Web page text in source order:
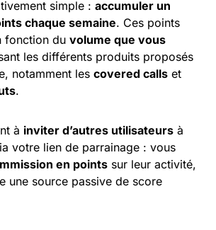
simple : accumuler un
chaque semaine. Ces points
fonction du volume que vous
les différents produits proposés
notamment les covered calls et
.
à inviter d’autres utilisateurs à
votre lien de parrainage : vous
en points sur leur activité,
une source passive de score